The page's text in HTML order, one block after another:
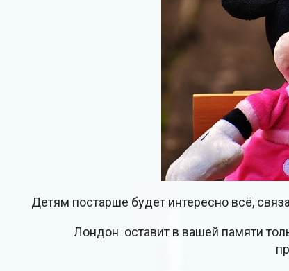
Детям постарше будет интересно всё,
Лондон оставит в вашей памяти